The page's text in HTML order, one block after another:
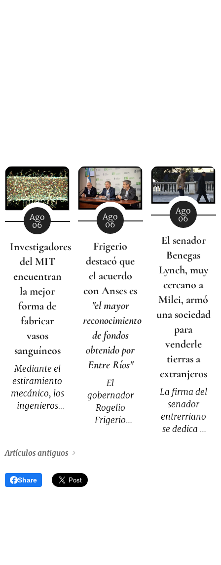
Ago
06
Investigadores
del MIT
encuentran
la mejor
forma de
fabricar
vasos
sanguíneos
Mediante el
estiramiento
mecánico, los
ingenieros
cómo las
artificiales
Ago
06
Frigerio
destacó que
el acuerdo
con Anses es
"el mayor
reconocimiento
de fondos
obtenido por
Entre Ríos"
El
gobernador
Rogelio
Frigerio
con Anses, en
Ago
06
El senador
Benegas
Lynch, muy
cercano a
Milei, armó
una sociedad
para
venderle
tierras a
extranjeros
La firma del
senador
entrerriano
se dedica a
Artículos antiguos
Share